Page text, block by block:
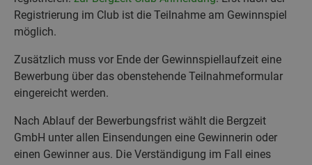
Registrierung im Club ist die Teilnahme am Gewinnspiel
möglich.
Zusätzlich muss vor Ende der Gewinnspiellaufzeit eine
Bewerbung über das obenstehende Teilnahmeformular
eingereicht werden.
Nach Ablauf der Bewerbungsfrist wählt die Bergzeit
GmbH unter allen Einsendungen eine Gewinnerin oder
einen Gewinner aus. Die Verständigung im Fall eines